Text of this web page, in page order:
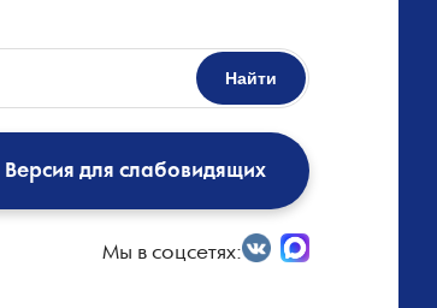
Найти
Версия для слабовидящих
Мы в соцсетях: